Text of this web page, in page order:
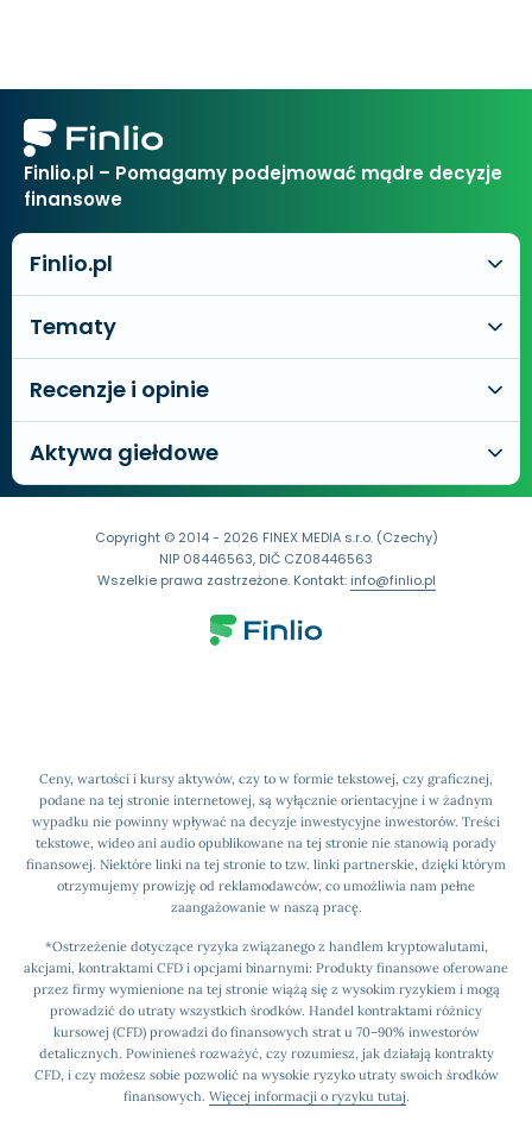
Finlio.pl – Pomagamy podejmować mądre decyzje
finansowe
Finlio.pl
Tematy
Recenzje i opinie
Aktywa giełdowe
Ceny, wartości i kursy aktywów, czy to w formie tekstowej, czy graficznej,
podane na tej stronie internetowej, są wyłącznie orientacyjne i w żadnym
wypadku nie powinny wpływać na decyzje inwestycyjne inwestorów. Treści
tekstowe, wideo ani audio opublikowane na tej stronie nie stanowią porady
finansowej. Niektóre linki na tej stronie to tzw. linki partnerskie, dzięki którym
otrzymujemy prowizję od reklamodawców, co umożliwia nam pełne
zaangażowanie w naszą pracę.
*Ostrzeżenie dotyczące ryzyka związanego z handlem kryptowalutami,
akcjami, kontraktami CFD i opcjami binarnymi: Produkty finansowe oferowane
przez firmy wymienione na tej stronie wiążą się z wysokim ryzykiem i mogą
prowadzić do utraty wszystkich środków. Handel kontraktami różnicy
kursowej (CFD) prowadzi do finansowych strat u 70–90% inwestorów
detalicznych. Powinieneś rozważyć, czy rozumiesz, jak działają kontrakty
CFD, i czy możesz sobie pozwolić na wysokie ryzyko utraty swoich środków
finansowych. Więcej informacji o ryzyku tutaj.
Copyright © 2014 - 2026 FINEX MEDIA s.r.o. (Czechy)
NIP 08446563, DIČ CZ08446563
Wszelkie prawa zastrzeżone. Kontakt:info@finlio.pl